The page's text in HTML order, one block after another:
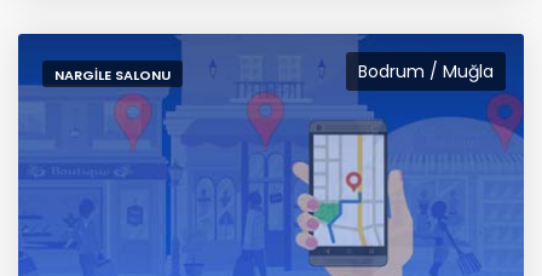
Bodrum / Muğla
NARGILE SALONU